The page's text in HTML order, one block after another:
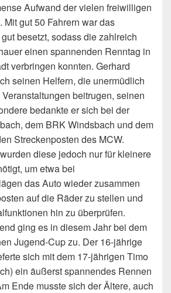
Aufwand der vielen freiwilligen
Mit gut 50 Fahrern war das
besetzt, sodass die zahlreich
einen spannenden Renntag in
verbringen konnten. Gerhard
seinen Helfern, die unermüdlich
beitrugen, seinen
bedankte er sich bei der
dem BRK Windsbach und dem
Streckenposten des MCW.
diese jedoch nur für kleinere
um etwa bei
das Auto wieder zusammen
auf die Räder zu stellen und
hin zu überprüfen.
ging es in diesem Jahr bei dem
Jugend-Cup zu. Der 16-jährige
sich mit dem 17-jährigen Timo
ein äußerst spannendes Rennen
Ende musste sich der Ältere, auch